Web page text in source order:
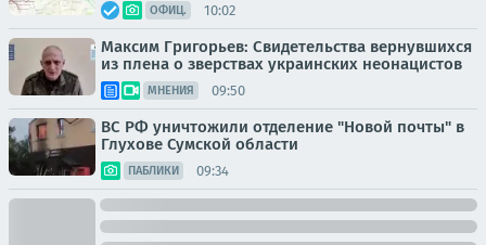
ОФИЦ. 10:02
Максим Григорьев: Свидетельства вернувшихся
из плена о зверствах украинских неонацистов
МНЕНИЯ 09:50
ВС РФ уничтожили отделение "Новой почты" в
Глухове Сумской области
ПАБЛИКИ 09:34